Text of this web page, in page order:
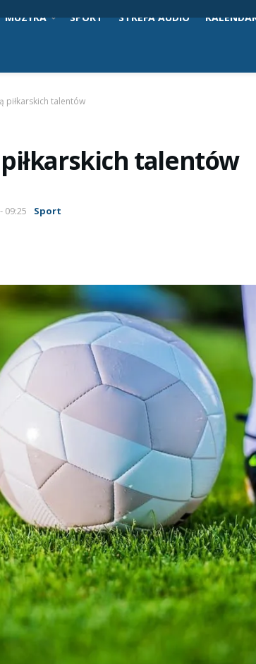
MUZYKA SPORT STREFA AUDIO
piłkarskich talentów
talentów
09:25 Sport